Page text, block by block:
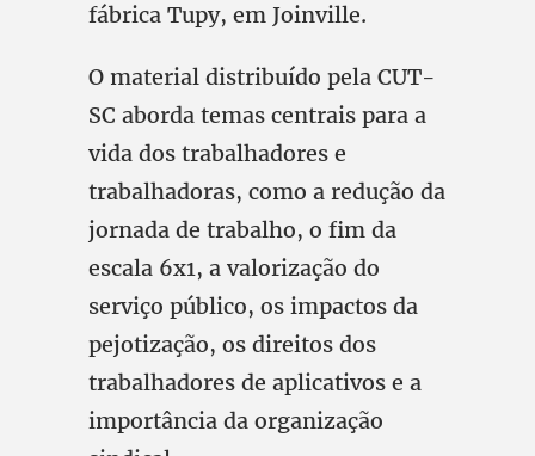
fábrica Tupy, em Joinville.
O material distribuído pela CUT-
SC aborda temas centrais para a
vida dos trabalhadores e
trabalhadoras, como a redução da
jornada de trabalho, o fim da
escala 6x1, a valorização do
serviço público, os impactos da
pejotização, os direitos dos
trabalhadores de aplicativos e a
importância da organização